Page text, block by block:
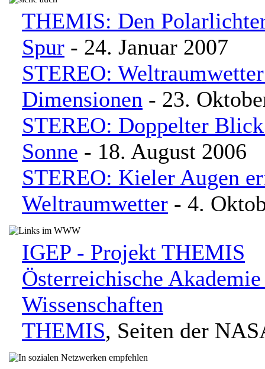
THEMIS: Den
Spur - 24. Januar 2007
STEREO:
Dimensionen - 23.
STEREO: Doppelter
Sonne - 18. August 2006
STEREO: Kieler Augen
Weltraumwetter - 4.
IGEP - Projekt THEMIS
Österreichische
Wissenschaften
THEMIS, Seiten der